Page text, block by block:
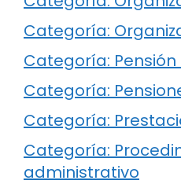
Categoría:
Categoría:
Categoría:
Categoría:
Categoría:
administrativo